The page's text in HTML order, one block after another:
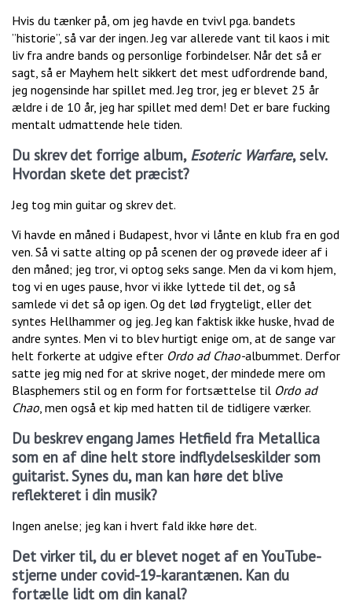
Hvis du tænker på, om jeg havde en tvivl pga. bandets
”historie”, så var der ingen. Jeg var allerede vant til kaos i mit
liv fra andre bands og personlige forbindelser. Når det så er
sagt, så er Mayhem helt sikkert det mest udfordrende band,
jeg nogensinde har spillet med. Jeg tror, jeg er blevet 25 år
ældre i de 10 år, jeg har spillet med dem! Det er bare fucking
mentalt udmattende hele tiden.
Du skrev det forrige album, Esoteric Warfare, selv.
Hvordan skete det præcist?
Jeg tog min guitar og skrev det.
Vi havde en måned i Budapest, hvor vi lånte en klub fra en god
ven. Så vi satte alting op på scenen der og prøvede ideer af i
den måned; jeg tror, vi optog seks sange. Men da vi kom hjem,
tog vi en uges pause, hvor vi ikke lyttede til det, og så
samlede vi det så op igen. Og det lød frygteligt, eller det
syntes Hellhammer og jeg. Jeg kan faktisk ikke huske, hvad de
andre syntes. Men vi to blev hurtigt enige om, at de sange var
helt forkerte at udgive efter Ordo ad Chao-albummet. Derfor
satte jeg mig ned for at skrive noget, der mindede mere om
Blasphemers stil og en form for fortsættelse til Ordo ad
Chao, men også et kip med hatten til de tidligere værker.
Du beskrev engang James Hetfield fra Metallica
som en af dine helt store indflydelseskilder som
guitarist. Synes du, man kan høre det blive
reflekteret i din musik?
Ingen anelse; jeg kan i hvert fald ikke høre det.
Det virker til, du er blevet noget af en YouTube-
stjerne under covid-19-karantænen. Kan du
fortælle lidt om din kanal?